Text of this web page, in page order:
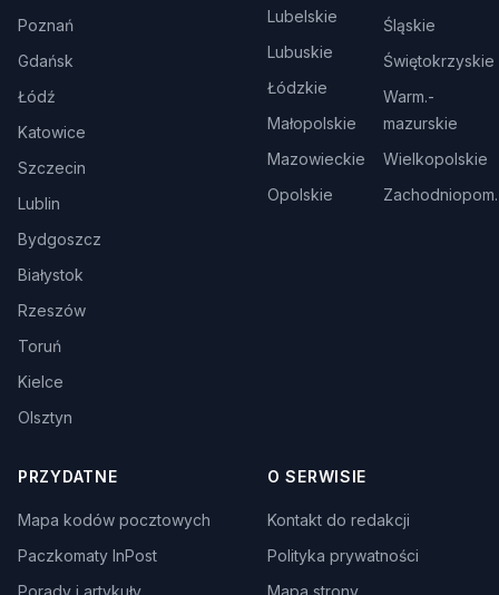
Poznań
Gdańsk
Łódź
Katowice
Szczecin
Lublin
Bydgoszcz
Białystok
Rzeszów
Toruń
Kielce
Olsztyn
Lubelskie
Lubuskie
Łódzkie
Małopolskie
Mazowieckie
Opolskie
Śląskie
Świętokrzyskie
Warm.-
mazurskie
Wielkopolskie
Zachodniopom.
PRZYDATNE
Mapa kodów pocztowych
Paczkomaty InPost
Porady i artykuły
O SERWISIE
Kontakt do redakcji
Polityka prywatności
Mapa strony